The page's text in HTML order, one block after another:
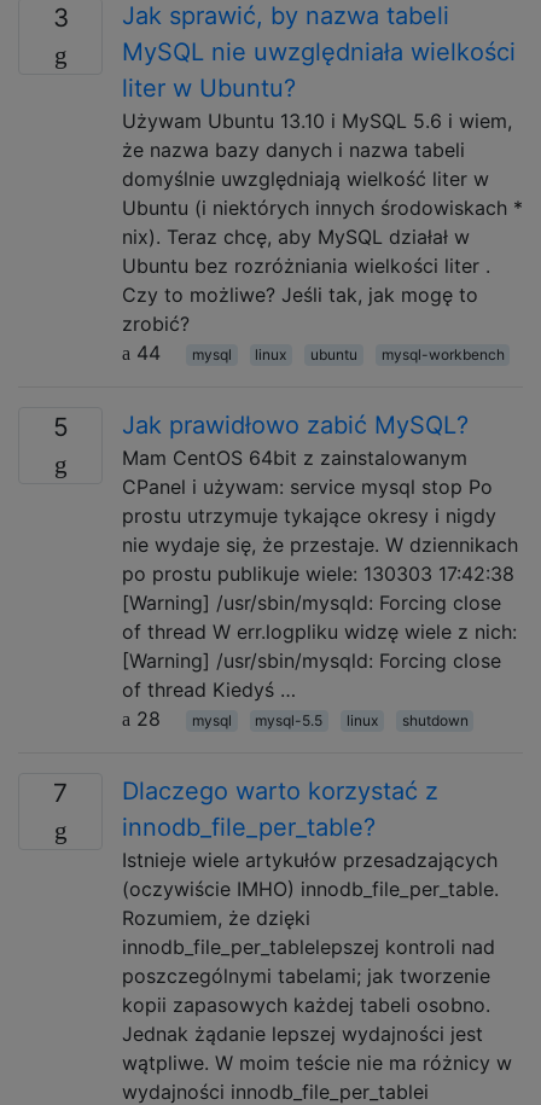
3
Jak sprawić, by nazwa tabeli
MySQL nie uwzględniała wielkości
liter w Ubuntu?
Używam Ubuntu 13.10 i MySQL 5.6 i wiem,
że nazwa bazy danych i nazwa tabeli
domyślnie uwzględniają wielkość liter w
Ubuntu (i niektórych innych środowiskach *
nix). Teraz chcę, aby MySQL działał w
Ubuntu bez rozróżniania wielkości liter .
Czy to możliwe? Jeśli tak, jak mogę to
zrobić?
44
mysql linux ubuntu mysql-workbench
5 Jak prawidłowo zabić MySQL?
Mam CentOS 64bit z zainstalowanym
CPanel i używam: service mysql stop Po
prostu utrzymuje tykające okresy i nigdy
nie wydaje się, że przestaje. W dziennikach
po prostu publikuje wiele: 130303 17:42:38
[Warning] /usr/sbin/mysqld: Forcing close
of thread W err.logpliku widzę wiele z nich:
[Warning] /usr/sbin/mysqld: Forcing close
of thread Kiedyś …
28
mysql mysql-5.5 linux shutdown
7
Dlaczego warto korzystać z
innodb_file_per_table?
Istnieje wiele artykułów przesadzających
(oczywiście IMHO) innodb_file_per_table.
Rozumiem, że dzięki
innodb_file_per_tablelepszej kontroli nad
poszczególnymi tabelami; jak tworzenie
kopii zapasowych każdej tabeli osobno.
Jednak żądanie lepszej wydajności jest
wątpliwe. W moim teście nie ma różnicy w
wydajności innodb_file_per_tablei